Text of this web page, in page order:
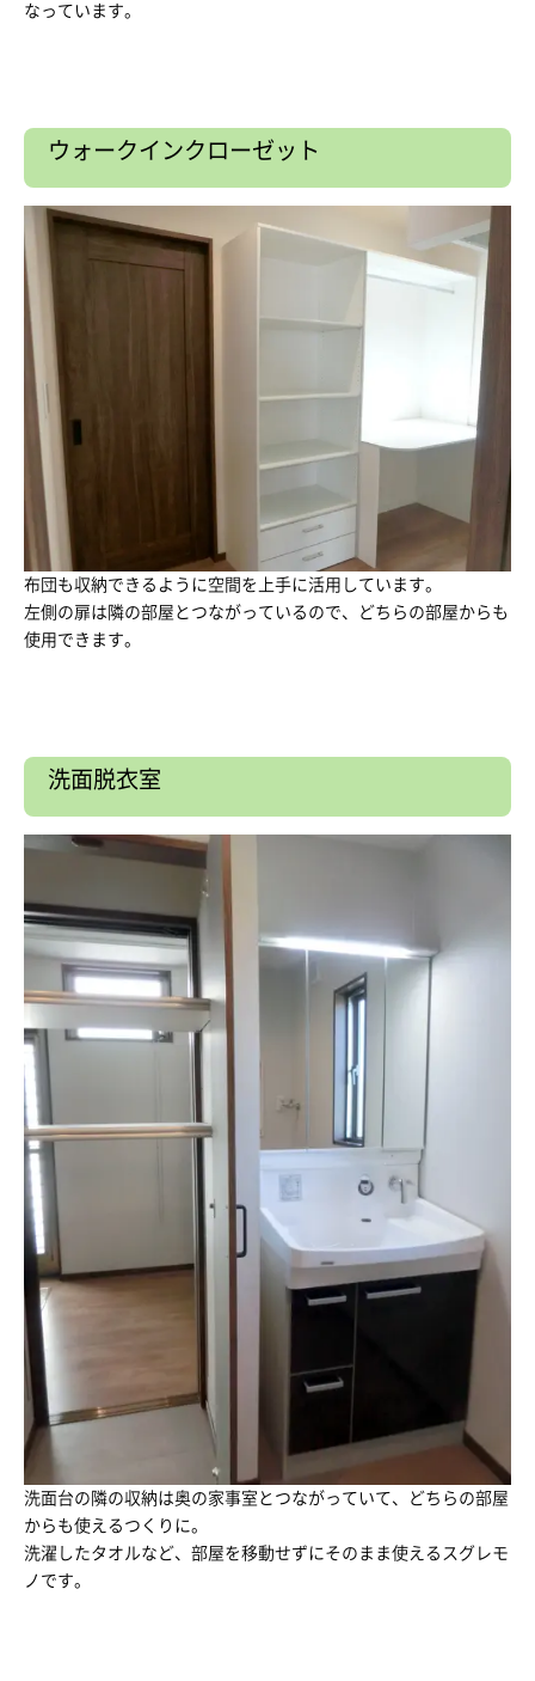
なっています。
ウォークインクローゼット
布団も収納できるように空間を上手に活用しています。
左側の扉は隣の部屋とつながっているので、どちらの部屋からも
使用できます。
洗面脱衣室
洗面台の隣の収納は奥の家事室とつながっていて、どちらの部屋
からも使えるつくりに。
洗濯したタオルなど、部屋を移動せずにそのまま使えるスグレモ
ノです。